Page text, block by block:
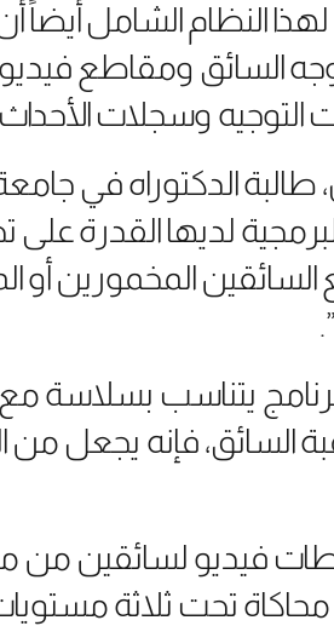
النظام الشامل أيضاً
السائق ومقاطع
التوجيه وسجلات
طالبة الدكتوراه في
لديها القدرة
المخمورين أو
يتناسب بسلاسة مع
السائق، فإنه يجعل من
فيديو لسائقين من
محاكاة تحت ثلاثة